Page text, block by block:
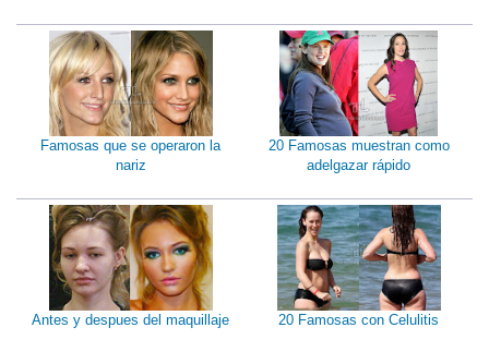
Famosas que se operaron la
nariz
20 Famosas muestran como
adelgazar rápido
Antes y despues del maquillaje 20 Famosas con Celulitis